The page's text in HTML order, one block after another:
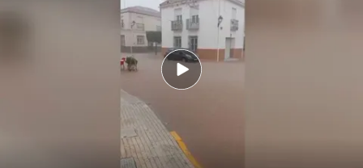
Redacción digital Noticias Cuatro
29 JUN 2024 - 14:27h.
El inicio de vacaciones de millones de
españoles queda empañado por las trombas
de agua e inundaciones que está dejando una